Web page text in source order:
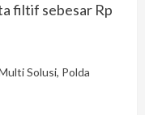
filtif sebesar Rp
Solusi, Polda